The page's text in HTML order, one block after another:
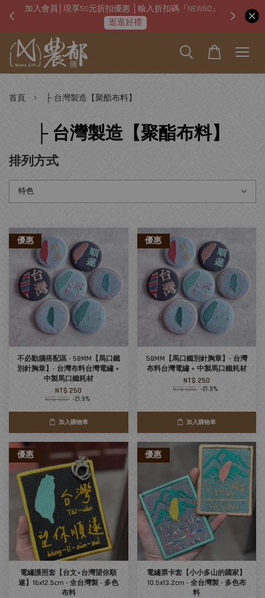
加入會員│現享50元折扣優惠 │輸入折扣碼『NEW50』
逛逛好禮
即日
首頁 › ├ 台灣製造【聚酯布料】
├ 台灣製造【聚酯布料】
排列方式
優惠
不必動腦搭配區 - 58MM【馬口鐵
別針胸章】- 台灣布料台灣電繡 +
中製馬口鐵耗材
NT$ 250
NT$ 320 -21.9%
加入購物車
優惠
58MM【馬口鐵別針胸章】- 台灣
布料台灣電繡 + 中製馬口鐵耗材
NT$ 250
NT$ 320 -21.9%
加入購物車
優惠
電繡護照套【台文+台灣望你順
遂】16x12.5cm - 全台灣製 - 多色
布料
優惠
電繡票卡套【小小多山的國家】
10.5x13.2cm - 全台灣製 - 多色布
料